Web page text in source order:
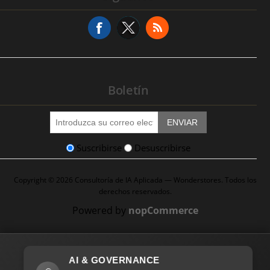
Solicitud de Servicio
Boletín
ENVIAR
Suscribirse Desuscribirse
Copyright © 2026 Consultoría de IA Aplicada — Wonderstores. Todos los
derechos reservados.
Powered by nopCommerce
AI & GOVERNANCE